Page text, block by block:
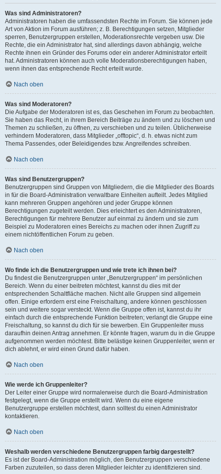
Was sind Administratoren?
Administratoren haben die umfassendsten Rechte im Forum. Sie können jede
Art von Aktion im Forum ausführen; z. B. Berechtigungen setzen, Mitglieder
sperren, Benutzergruppen erstellen, Moderationsrechte vergeben usw. Die
Rechte, die ein Administrator hat, sind allerdings davon abhängig, welche
Rechte ihnen ein Gründer des Forums oder ein anderer Administrator erteilt
hat. Administratoren können auch volle Moderationsberechtigungen haben,
wenn ihnen das entsprechende Recht erteilt wurde.
Nach oben
Was sind Moderatoren?
Die Aufgabe der Moderatoren ist es, das Geschehen im Forum zu beobachten.
Sie haben das Recht, in ihrem Bereich Beiträge zu ändern und zu löschen und
Themen zu schließen, zu öffnen, zu verschieben und zu teilen. Üblicherweise
verhindern Moderatoren, dass Mitglieder „offtopic“, d. h. etwas nicht zum
Thema Passendes, oder Beleidigendes bzw. Angreifendes schreiben.
Nach oben
Was sind Benutzergruppen?
Benutzergruppen sind Gruppen von Mitgliedern, die die Mitglieder des Boards
in für die Board-Administration verwaltbare Einheiten aufteilt. Jedes Mitglied
kann mehreren Gruppen angehören und jeder Gruppe können
Berechtigungen zugeteilt werden. Dies erleichtert es den Administratoren,
Berechtigungen für mehrere Benutzer auf einmal zu ändern und sie zum
Beispiel zu Moderatoren eines Bereichs zu machen oder ihnen Zugriff zu
einem nichtöffentlichen Forum zu geben.
Nach oben
Wo finde ich die Benutzergruppen und wie trete ich ihnen bei?
Du findest die Benutzergruppen unter „Benutzergruppen“ im persönlichen
Bereich. Wenn du einer beitreten möchtest, kannst du dies mit der
entsprechenden Schaltfläche machen. Nicht alle Gruppen sind allgemein
offen. Einige erfordern erst eine Freischaltung, andere können geschlossen
sein und weitere sogar versteckt. Wenn die Gruppe offen ist, kannst du ihr
einfach durch die entsprechende Funktion beitreten; verlangt die Gruppe eine
Freischaltung, so kannst du dich für sie bewerben. Ein Gruppenleiter muss
daraufhin deinen Antrag annehmen. Er könnte fragen, warum du in die Gruppe
aufgenommen werden möchtest. Bitte belästige keinen Gruppenleiter, wenn er
dich ablehnt, er wird einen Grund dafür haben.
Nach oben
Wie werde ich Gruppenleiter?
Der Leiter einer Gruppe wird normalerweise durch die Board-Administration
festgelegt, wenn die Gruppe erstellt wird. Wenn du eine eigene
Benutzergruppe erstellen möchtest, dann solltest du einen Administrator
kontaktieren.
Nach oben
Weshalb werden verschiedene Benutzergruppen farbig dargestellt?
Es ist der Board-Administration möglich, den Benutzergruppen verschiedene
Farben zuzuteilen, so dass deren Mitglieder leichter zu identifizieren sind.